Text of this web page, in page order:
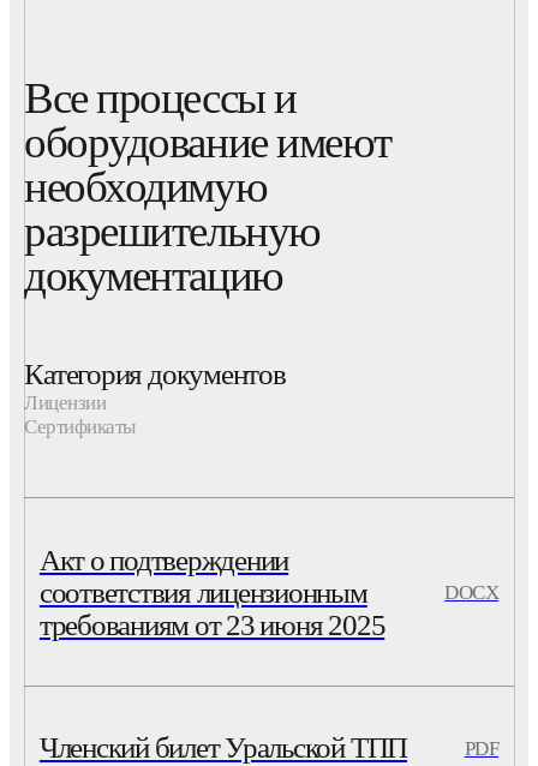
Все процессы и
оборудование имеют
необходимую
разрешительную
документацию
Категория документов
Лицензии
Сертификаты
Акт о подтверждении
соответствия лицензионным
требованиям от 23 июня 2025
DOCX
Членский билет Уральской ТПП PDF